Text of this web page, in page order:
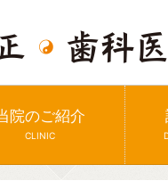
院のご紹介
CLINIC